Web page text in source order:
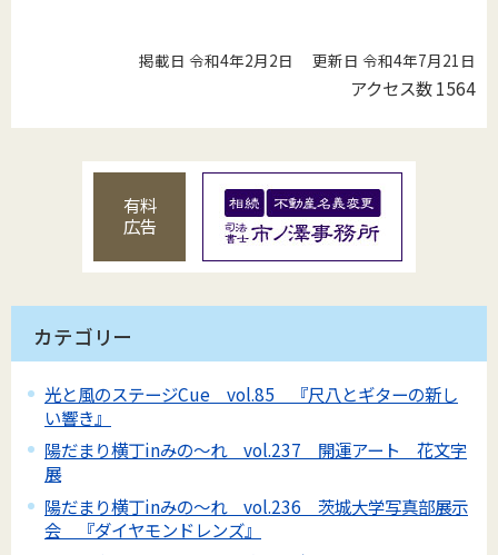
掲載日 令和4年2月2日 更新日 令和4年7月21日
アクセス数1564
有料
広告
カテゴリー
光と風のステージCue vol.85 『尺八とギターの新し
い響き』
陽だまり横丁inみの～れ vol.237 開運アート 花文字
展
陽だまり横丁inみの～れ vol.236 茨城大学写真部展示
会 『ダイヤモンドレンズ』